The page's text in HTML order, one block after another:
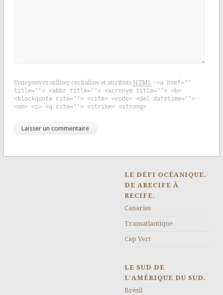
Vous pouvez utiliser ces balises et attributs HTML: <a href=""
title=""> <abbr title=""> <acronym title=""> <b>
<blockquote cite=""> <cite> <code> <del datetime="">
<em> <i> <q cite=""> <strike> <strong>
LE DÉFI OCÉANIQUE.
DE ARECIFE À
RECIFE.
Canaries
Transatlantique
Cap Vert
LE SUD DE
L’AMÉRIQUE DU SUD.
Brésil